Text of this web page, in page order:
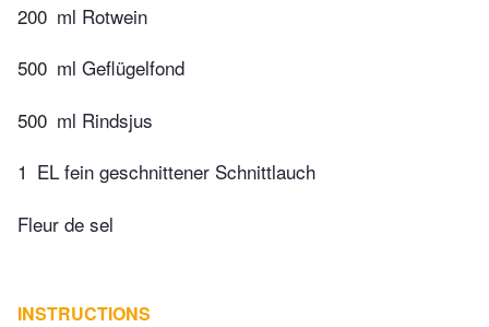
200 ml Rotwein
500 ml Geflügelfond
500 ml Rindsjus
1 EL fein geschnittener Schnittlauch
Fleur de sel
INSTRUCTIONS